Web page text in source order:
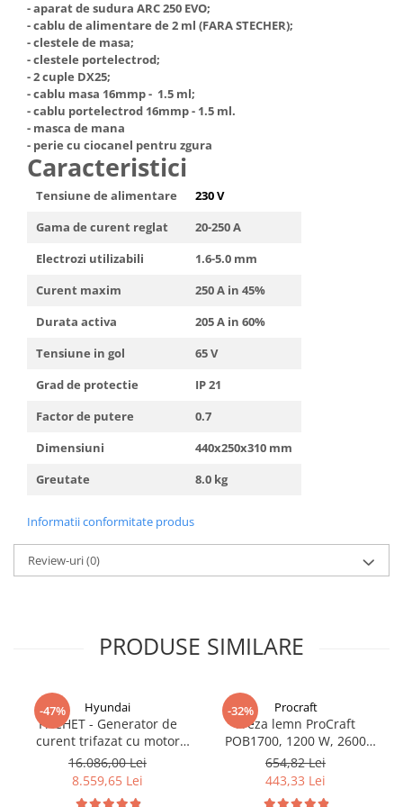
- aparat de sudura ARC 250 EVO;
- cablu de alimentare de 2 ml (FARA STECHER);
- clestele de masa;
- clestele portelectrod;
- 2 cuple DX25;
- cablu masa 16mmp - 1.5 ml;
- cablu portelectrod 16mmp - 1.5 ml.
- masca de mana
- perie cu ciocanel pentru zgura
Caracteristici
Tensiune de alimentare
230 V
Gama de curent reglat
20-250 A
Electrozi utilizabili
1.6-5.0 mm
Curent maxim
250 A in 45%
Durata activa
205 A in 60%
Tensiune in gol
65 V
Grad de protectie
IP 21
Factor de putere
0.7
Dimensiuni
440x250x310 mm
Greutate
8.0 kg
Informatii conformitate produs
Review-uri(0)
PRODUSE SIMILARE
-47% Hyundai
PACHET - Generator de
curent trifazat cu motor
diesel Hyundai DHY8600SE-
T, putere motor 12 CP,
16.086,00 Lei
8.559,65 Lei
-32% Procraft
Freza lemn ProCraft
POB1700, 1200 W, 2600
Rpm cu 12 freze pentru
lemn incluse in pachet
654,82 Lei
443,33 Lei